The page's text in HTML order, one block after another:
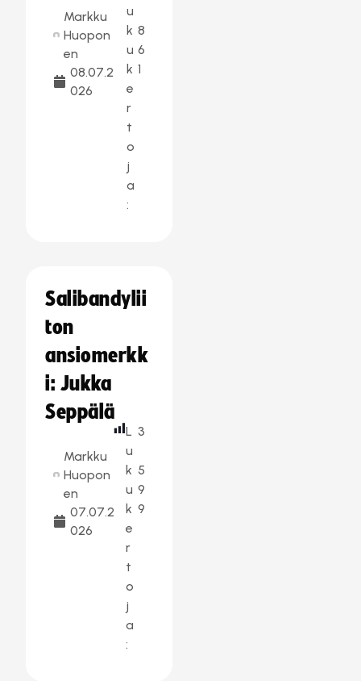
Markku
Huopon
en
08.07.2
026
u
k
u
k
e
r
t
o
j
a
:
8
6
1
Salibandylii
ton
ansiomerkk
i: Jukka
Seppälä
Markku
Huopon
en
07.07.2
026
L
u
k
u
k
e
r
t
o
j
a
:
3
5
9
9